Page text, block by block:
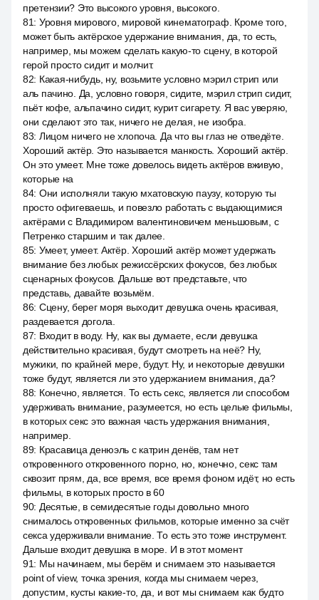
претензии? Это высокого уровня, высокого.
81: Уровня мирового, мировой кинематограф. Кроме того,
может быть актёрское удержание внимания, да, то есть,
например, мы можем сделать какую-то сцену, в которой
герой просто сидит и молчит.
82: Какая-нибудь, ну, возьмите условно мэрил стрип или
аль пачино. Да, условно говоря, сидите, мэрил стрип сидит,
пьёт кофе, альпачино сидит, курит сигарету. Я вас уверяю,
они сделают это так, ничего не делая, не изобра.
83: Лицом ничего не хлопоча. Да что вы глаз не отведёте.
Хороший актёр. Это называется манкость. Хороший актёр.
Он это умеет. Мне тоже довелось видеть актёров вживую,
которые на
84: Они исполняли такую мхатовскую паузу, которую ты
просто офигеваешь, и повезло работать с выдающимися
актёрами с Владимиром валентиновичем меньшовым, с
Петренко старшим и так далее.
85: Умеет, умеет. Актёр. Хороший актёр может удержать
внимание без любых режиссёрских фокусов, без любых
сценарных фокусов. Дальше вот представьте, что
представь, давайте возьмём.
86: Сцену, берег моря выходит девушка очень красивая,
раздевается догола.
87: Входит в воду. Ну, как вы думаете, если девушка
действительно красивая, будут смотреть на неё? Ну,
мужики, по крайней мере, будут. Ну, и некоторые девушки
тоже будут, является ли это удержанием внимания, да?
88: Конечно, является. То есть секс, является ли способом
удерживать внимание, разумеется, но есть целые фильмы,
в которых секс это важная часть удержания внимания,
например.
89: Красавица денюэль с катрин денёв, там нет
откровенного откровенного порно, но, конечно, секс там
сквозит прям, да, все время, все время фоном идёт, но есть
фильмы, в которых просто в 60
90: Десятые, в семидесятые годы довольно много
снималось откровенных фильмов, которые именно за счёт
секса удерживали внимание. То есть это тоже инструмент.
Дальше входит девушка в море. И в этот момент
91: Мы начинаем, мы берём и снимаем это называется
point of view, точка зрения, когда мы снимаем через,
допустим, кусты какие-то, да, и вот мы снимаем как будто